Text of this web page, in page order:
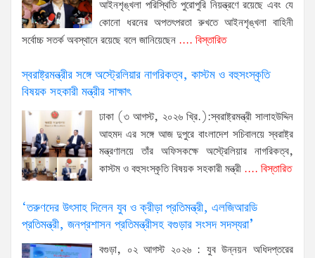
আইনশৃঙ্খলা পরিস্থিতি পুরোপুরি নিয়ন্ত্রণে রয়েছে এবং যে
কোনো ধরনের অপতৎপরতা রুখতে আইনশৃঙ্খলা বাহিনী
সর্বোচ্চ সতর্ক অবস্থানে রয়েছে বলে জানিয়েছেন .... বিস্তারিত
স্বরাষ্ট্রমন্ত্রীর সঙ্গে অস্ট্রেলিয়ার নাগরিকত্ব, কাস্টম ও বহুসংস্কৃতি
বিষয়ক সহকারী মন্ত্রীর সাক্ষাৎ
ঢাকা (৩ আগস্ট, ২০২৬ খ্রি.):স্বরাষ্ট্রমন্ত্রী সালাহউদ্দিন
আহমদ এর সঙ্গে আজ দুপুরে বাংলাদেশ সচিবালয়ে স্বরাষ্ট্র
মন্ত্রণালয়ে তাঁর অফিসকক্ষে অস্ট্রেলিয়ার নাগরিকত্ব,
কাস্টম ও বহুসংস্কৃতি বিষয়ক সহকারী মন্ত্রী .... বিস্তারিত
‘তরুণদের উৎসাহ দিলেন যুব ও ক্রীড়া প্রতিমন্ত্রী, এলজিআরডি
প্রতিমন্ত্রী, জনপ্রশাসন প্রতিমন্ত্রীসহ বগুড়ার সংসদ সদস্যরা’
বগুড়া, ০২ আগস্ট ২০২৬ : যুব উন্নয়ন অধিদপ্তরের